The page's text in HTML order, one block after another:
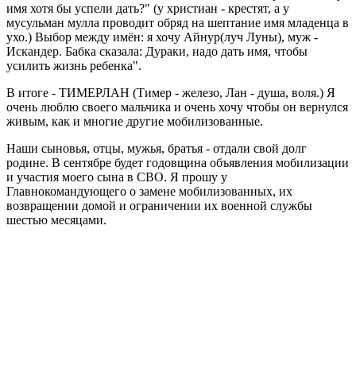
имя хотя бы успели дать?" (у христиан - крестят, а у
мусульман мулла проводит обряд на шептание имя младенца в
ухо.) Выбор между имён: я хочу Айнур(луч Луны), муж -
Искандер. Бабка сказала: Дураки, надо дать имя, чтобы
усилить жизнь ребенка".
В итоге - ТИМЕРЛАН (Тимер - железо, Лан - душа, воля.) Я
очень люблю своего мальчика и очень хочу чтобы он вернулся
живым, как и многие другие мобилизованные.
Наши сыновья, отцы, мужья, братья - отдали свой долг
родине. В сентябре будет годовщина объявления мобилизации
и участия моего сына в СВО. Я прошу у
Главнокомандующего о замене мобилизованных, их
возвращении домой и ограничении их военной службы
шестью месяцами.